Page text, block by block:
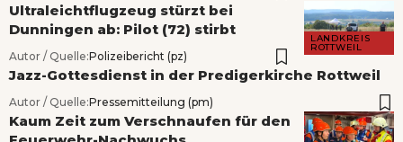
LANDKREIS
ROTTWEIL
Ultraleichtflugzeug stürzt bei
Dunningen ab: Pilot (72) stirbt
Autor / Quelle:Polizeibericht (pz)
Jazz-Gottesdienst in der Predigerkirche Rottweil
Autor / Quelle:Pressemitteilung (pm)
Kaum Zeit zum Verschnaufen für den